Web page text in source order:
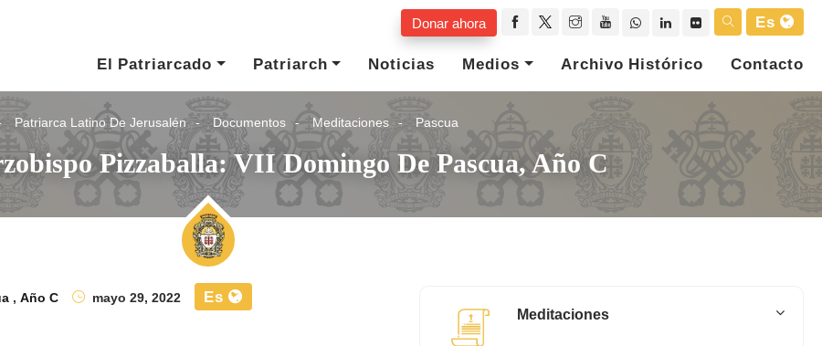
Donar ahora
Es
El Patriarcado
Patriarch Noticias Medios Archivo Histórico Contacto
Patriarca Latino De Jerusalén Documentos Meditaciones Pascua
Pizzaballa: VII Domingo De Pascua, Año C
,Año C mayo 29, 2022 Es
Meditaciones